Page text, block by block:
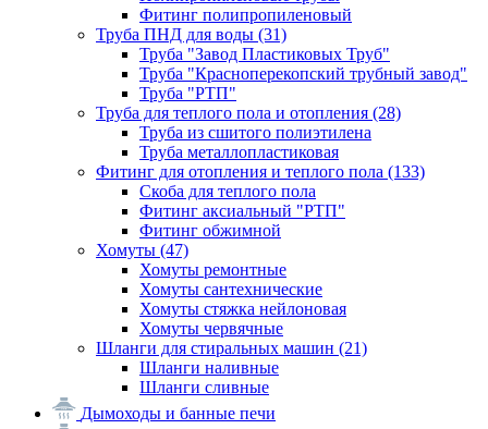
Фитинг полипропиленовый
Труба ПНД для воды (31)
Труба "Завод Пластиковых Труб"
Труба "Красноперекопский трубный завод"
Труба "РТП"
Труба для теплого пола и отопления (28)
Труба из сшитого полиэтилена
Труба металлопластиковая
Фитинг для отопления и теплого пола (133)
Скоба для теплого пола
Фитинг аксиальный "РТП"
Фитинг обжимной
Хомуты (47)
Хомуты ремонтные
Хомуты сантехнические
Хомуты стяжка нейлоновая
Хомуты червячные
Шланги для стиральных машин (21)
Шланги наливные
Шланги сливные
Дымоходы и банные печи